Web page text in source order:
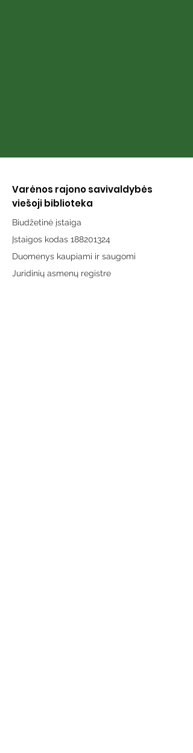
Varėnos rajono savivaldybės
viešoji biblioteka
Biudžetinė įstaiga
Įstaigos kodas 188201324
Duomenys kaupiami ir saugomi
Juridinių asmenų registre